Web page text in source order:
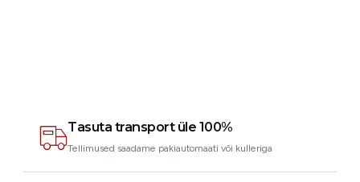
Tasuta transport üle 100%
Tellimused saadame pakiautomaati või kulleriga